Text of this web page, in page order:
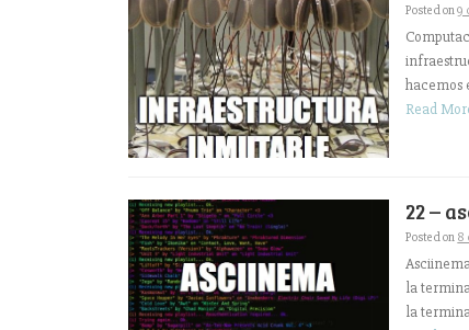
Posted on9
hacemos
Read
22 –
Posted on 8
la
la